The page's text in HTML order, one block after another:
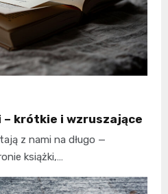
– krótkie i wzruszające
z nami na długo —
książki,…